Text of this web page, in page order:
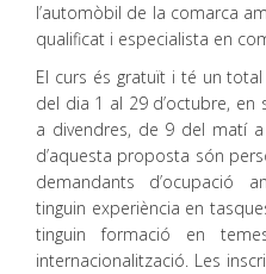
l’automòbil de la comarca
qualificat i especialista en
El curs és gratuït i té un
del dia 1 al 29 d’octubre,
a divendres, de 9 del matí
d’aquesta proposta són
demandants d’ocupació
tinguin experiència en
tinguin formació en
internacionalització. Les